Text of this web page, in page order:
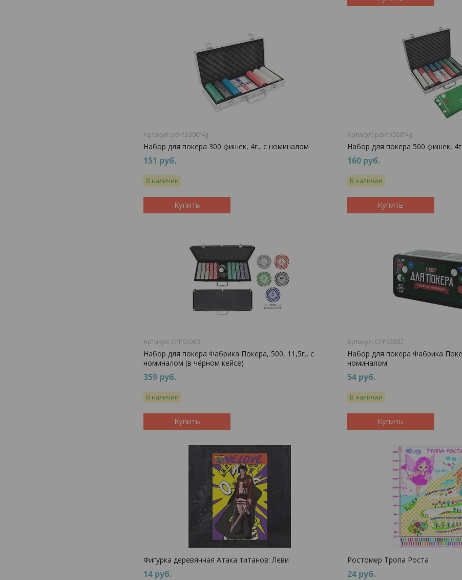
pokfp300f4g
Набор для покера 300 фишек, 4г., с номиналом
151 руб.
В наличии
Купить
pokfp500f4g
Набор для покера 500 фишек,
160 руб.
В наличии
Купить
CPPS500B
Набор для покера Фабрика Покера, 500, 11,5г., с
номиналом (в чёрном кейсе)
359 руб.
В наличии
Купить
CPPS200Z
Набор для покера Фабрика
номиналом
54 руб.
В наличии
Купить
Фигурка деревянная Атака титанов: Леви
14 руб.
Ростомер Тропа Роста
24 руб.